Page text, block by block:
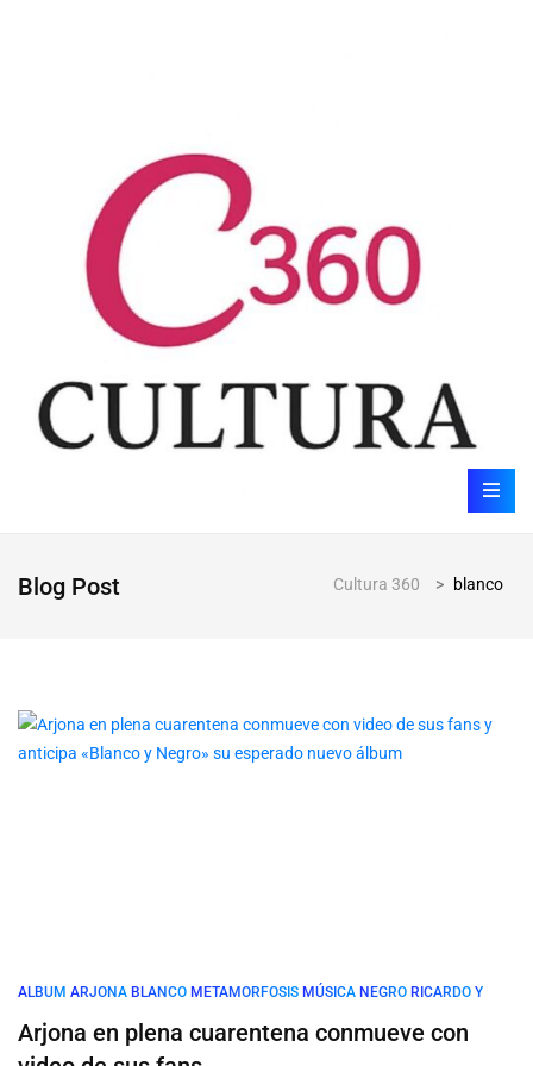
Blog Post Cultura 360 > blanco
ALBUM ARJONA BLANCO METAMORFOSIS MÚSICA NEGRO RICARDO Y
Arjona en plena cuarentena conmueve con